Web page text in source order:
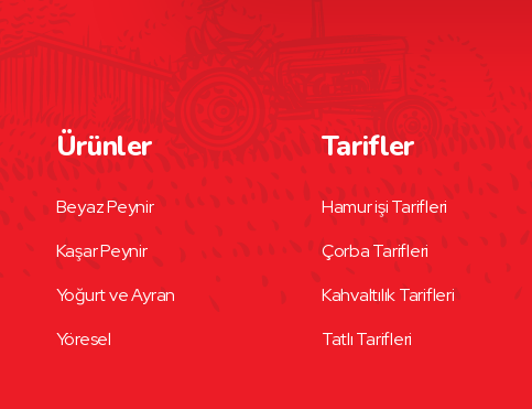
Ürünler
Beyaz Peynir
Kaşar Peynir
Yoğurt ve Ayran
Yöresel
Tarifler
Hamur işi Tarifleri
Çorba Tarifleri
Kahvaltılık Tarifleri
Tatlı Tarifleri